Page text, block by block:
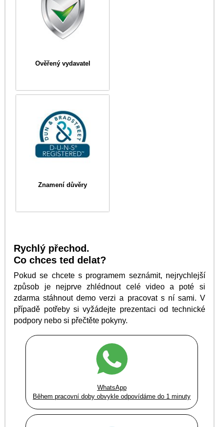
Ověřený vydavatel
Znamení důvěry
Rychlý přechod.
Co chces ted delat?
Pokud se chcete s programem seznámit, nejrychlejší
způsob je nejprve zhlédnout celé video a poté si
zdarma stáhnout demo verzi a pracovat s ní sami. V
případě potřeby si vyžádejte prezentaci od technické
podpory nebo si přečtěte pokyny.
WhatsApp
Během pracovní doby obvykle odpovídáme do 1 minuty